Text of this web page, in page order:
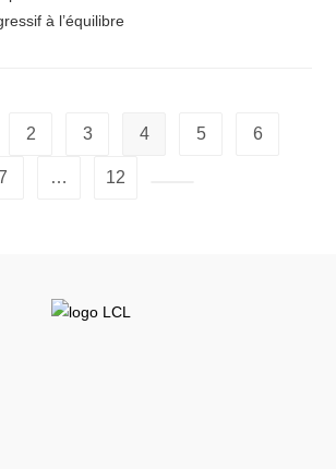
2 3 4 5 6
… 12